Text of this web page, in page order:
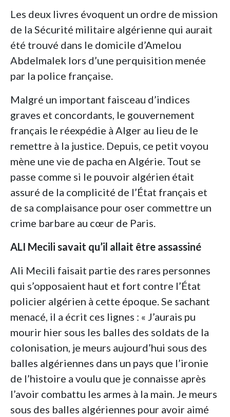
Les deux livres évoquent un ordre de mission
de la Sécurité militaire algérienne qui aurait
été trouvé dans le domicile d’Amelou
Abdelmalek lors d’une perquisition menée
par la police française.
Malgré un important faisceau d’indices
graves et concordants, le gouvernement
français le réexpédie à Alger au lieu de le
remettre à la justice. Depuis, ce petit voyou
mène une vie de pacha en Algérie. Tout se
passe comme si le pouvoir algérien était
assuré de la complicité de l’État français et
de sa complaisance pour oser commettre un
crime barbare au cœur de Paris.
ALI Mecili savait qu’il allait être assassiné
Ali Mecili faisait partie des rares personnes
qui s’opposaient haut et fort contre l’État
policier algérien à cette époque. Se sachant
menacé, il a écrit ces lignes : « J’aurais pu
mourir hier sous les balles des soldats de la
colonisation, je meurs aujourd’hui sous des
balles algériennes dans un pays que l’ironie
de l’histoire a voulu que je connaisse après
l’avoir combattu les armes à la main. Je meurs
sous des balles algériennes pour avoir aimé